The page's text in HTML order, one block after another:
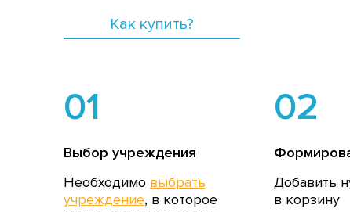
Как купить?
01
Выбор учреждения
Необходимо выбрать
учреждение, в которое
02
Добавить
в корзину